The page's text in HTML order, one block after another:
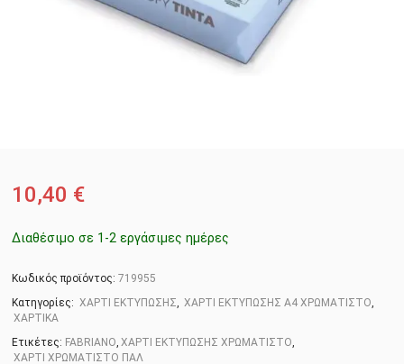
10,40 €
Διαθέσιμο σε 1-2 εργάσιμες ημέρες
Κωδικός προϊόντος: 719955
Κατηγορίες: ΧΑΡΤΙ ΕΚΤΥΠΩΣΗΣ, ΧΑΡΤΙ ΕΚΤΥΠΩΣΗΣ Α4 ΧΡΩΜΑΤΙΣΤΟ,
ΧΑΡΤΙΚΑ
Ετικέτες: FABRIANO, ΧΑΡΤΙ ΕΚΤΥΠΩΣΗΣ ΧΡΩΜΑΤΙΣΤΟ,
ΧΑΡΤΙ ΧΡΩΜΑΤΙΣΤΟ ΠΑΛ